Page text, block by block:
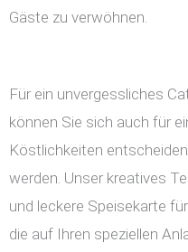
Gäste zu verwöhnen.
Für ein unvergessliches
können Sie sich auch für
Köstlichkeiten
werden. Unser kreatives
und leckere Speisekarte
die auf Ihren speziellen